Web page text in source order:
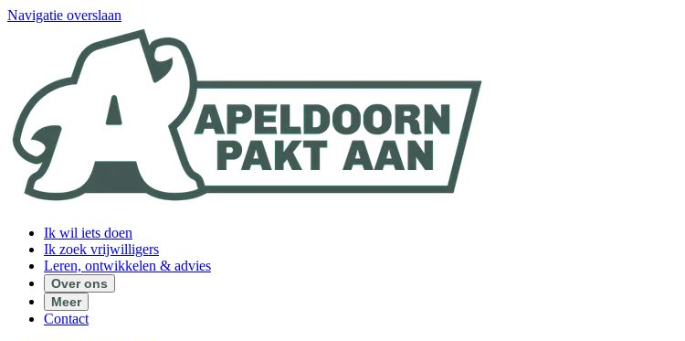
Navigatie overslaan
Ik wil iets doen
Ik zoek vrijwilligers
Leren, ontwikkelen & advies
Over ons
Meer
Contact